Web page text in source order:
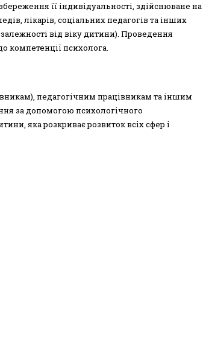
її індивідуальності, здійснюване на
лікарів, соціальних педагогів та інших
від віку дитини). Проведення
компетенції психолога.
педагогічним працівникам та іншим
за допомогою психологічного
яка розкриває розвиток всіх сфер і